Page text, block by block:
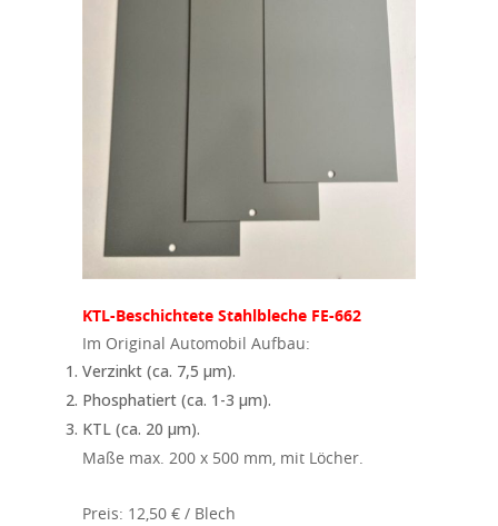
KTL-Beschichtete Stahlbleche FE-662
Im Original Automobil Aufbau:
Verzinkt (ca. 7,5 µm).
Phosphatiert (ca. 1-3 µm).
KTL (ca. 20 µm).
Maße max. 200 x 500 mm, mit Löcher.
Preis: 12,50 € / Blech